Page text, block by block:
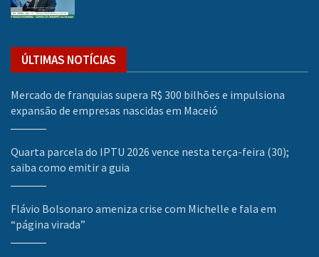
ÚLTIMAS NOTÍCIAS
Mercado de franquias supera R$ 300 bilhões e impulsiona
expansão de empresas nascidas em Maceió
Quarta parcela do IPTU 2026 vence nesta terça-feira (30);
saiba como emitir a guia
Flávio Bolsonaro ameniza crise com Michelle e fala em
“página virada”